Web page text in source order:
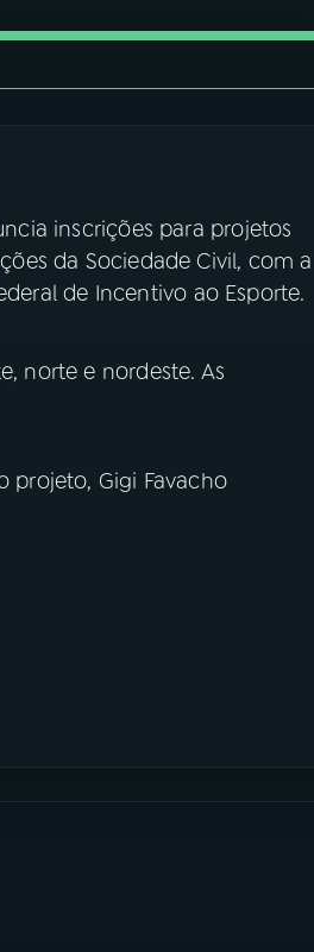
inscrições para projetos
da Sociedade Civil, com a
de Incentivo ao Esporte.
norte e nordeste. As
projeto, Gigi Favacho